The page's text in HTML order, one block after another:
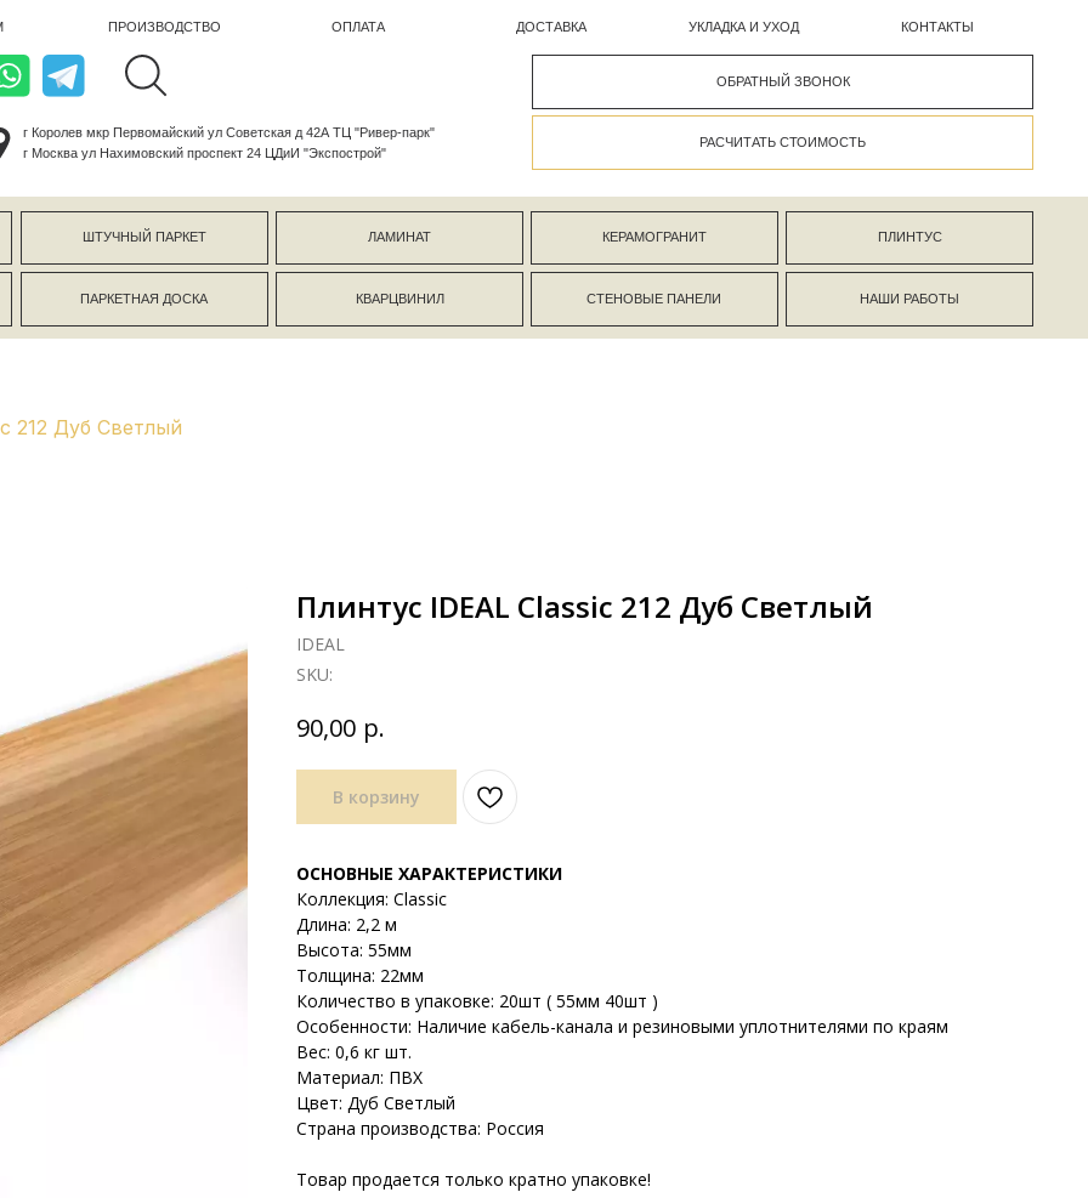
ПРОИЗВОДСТВО КОНТАКТЫ
УКЛАДКА И УХОД
ул Нахимовский проспект 24 ЦДиИ "Экспострой"
ПАРКЕТНАЯ ДОСКА
ШТУЧНЫЙ ПАРКЕТ
КВАРЦВИНИЛ
КЕРАМОГРАНИТ
СТЕНОВЫЕ ПАНЕЛИ
ЛАМИНАТ
НАШИ РАБОТЫ
ПЛИНТУС
212 Дуб Светлый
Плинтус IDEAL Classic 212 Дуб Светлый
IDEAL
SKU:
90,00 р.
В корзину
ОСНОВНЫЕ ХАРАКТЕРИСТИКИ
Коллекция: Classic
Длина: 2,2 м
Высота: 55мм
Толщина: 22мм
Количество в упаковке: 20шт ( 55мм 40шт )
Особенности: Наличие кабель-канала и резиновыми уплотнителями по краям
Вес: 0,6 кг шт.
Материал: ПВХ
Цвет: Дуб Светлый
Страна производства: Россия
Товар продается только кратно упаковке!